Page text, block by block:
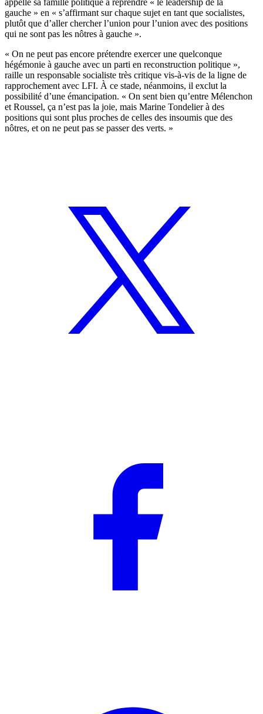
appelle sa famille politique à reprendre « le leadership de la
gauche » en « s’affirmant sur chaque sujet en tant que socialistes,
plutôt que d’aller chercher l’union pour l’union avec des positions
qui ne sont pas les nôtres à gauche ».
« On ne peut pas encore prétendre exercer une quelconque
hégémonie à gauche avec un parti en reconstruction politique »,
raille un responsable socialiste très critique vis-à-vis de la ligne de
rapprochement avec LFI. À ce stade, néanmoins, il exclut la
possibilité d’une émancipation. « On sent bien qu’entre Mélenchon
et Roussel, ça n’est pas la joie, mais Marine Tondelier à des
positions qui sont plus proches de celles des insoumis que des
nôtres, et on ne peut pas se passer des verts. »